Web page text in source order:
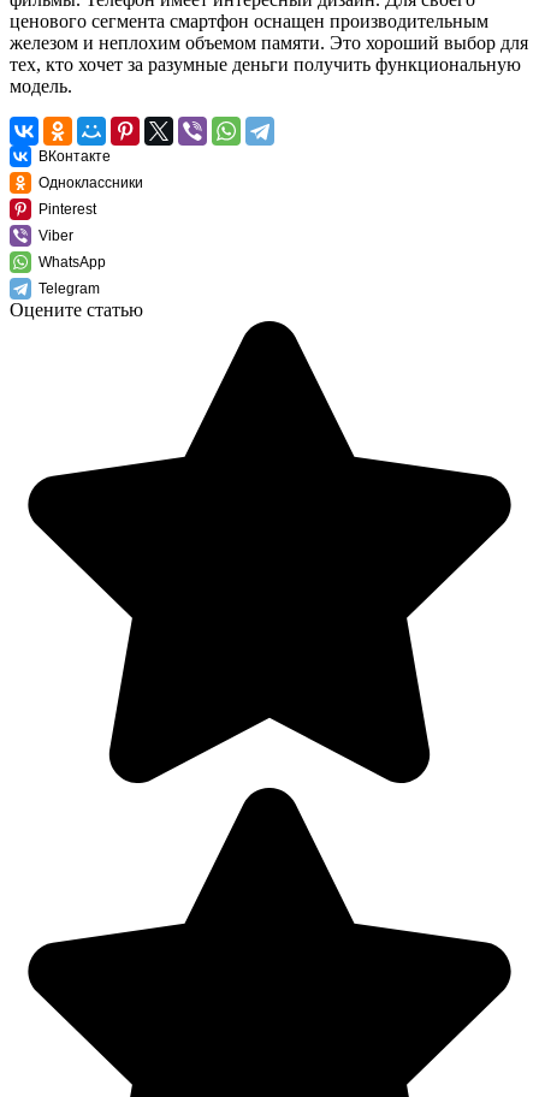
ценового сегмента смартфон оснащен производительным
железом и неплохим объемом памяти. Это хороший выбор для
тех, кто хочет за разумные деньги получить функциональную
модель.
ВКонтакте
Одноклассники
Pinterest
Viber
WhatsApp
Telegram
Оцените статью